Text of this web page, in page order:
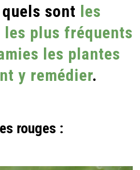
sont les
les plus fréquents
les plantes
y remédier.
rouges :